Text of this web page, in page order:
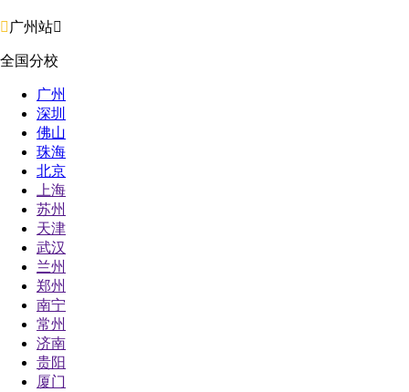
 广州站
全国分校
广州
深圳
佛山
珠海
北京
上海
苏州
天津
武汉
兰州
郑州
南宁
常州
济南
贵阳
厦门